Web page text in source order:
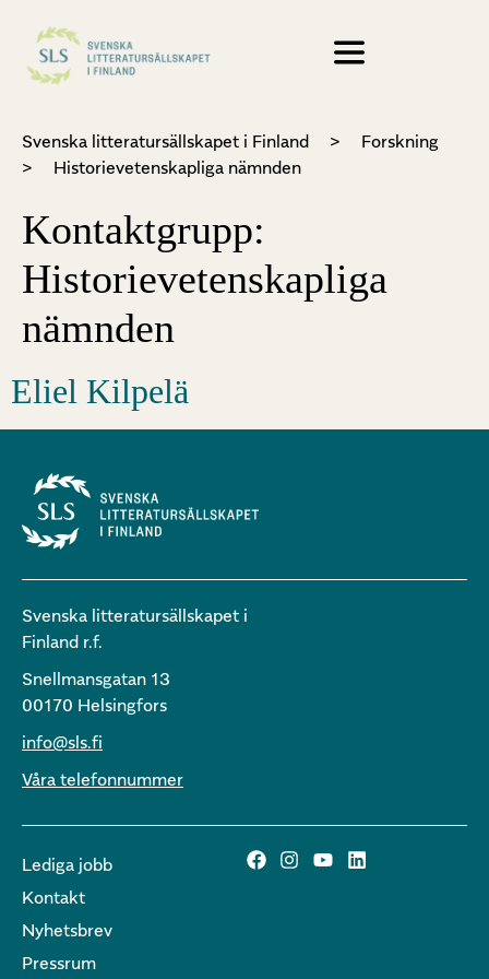
Svenska litteratursällskapet i Finland >
Forskning
>
Historievetenskapliga nämnden
Kontaktgrupp:
Historievetenskapliga
nämnden
Eliel Kilpelä
Svenska litteratursällskapet i
Finland r.f.
Snellmansgatan 13
00170 Helsingfors
info@sls.fi
Våra telefonnummer
Lediga jobb
Kontakt
Nyhetsbrev
Pressrum